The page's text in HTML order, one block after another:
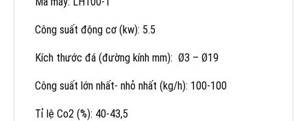
Công suất động cơ (kw): 5.5
Kích thước đá (đường kính mm): Ø3 – Ø19
Công suất lớn nhất- nhỏ nhất (kg/h): 100-100
Tỉ lệ Co2 (%): 40-43,5